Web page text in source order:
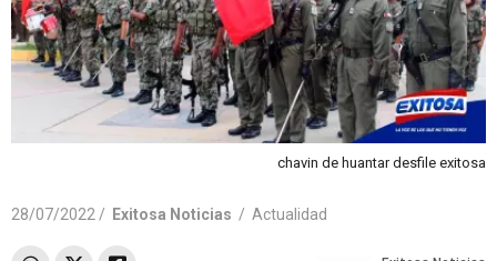
chavin de huantar desfile exitosa
28/07/2022 / Exitosa Noticias / Actualidad